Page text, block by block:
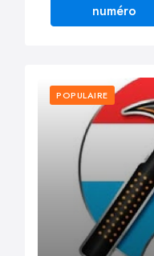
numéro
POPULAIRE